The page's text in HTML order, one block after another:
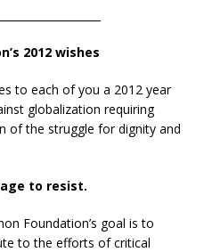
2012 wishes
to each of you a 2012 year
globalization requiring
of the struggle for dignity and
to resist.
Foundation’s goal is to
to the efforts of critical